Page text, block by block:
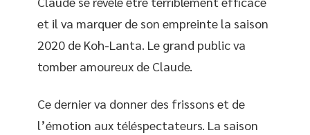
et il va marquer de son empreinte la saison
2020 de Koh-Lanta. Le grand public va
tomber amoureux de Claude.
Ce dernier va donner des frissons et de
l’émotion aux téléspectateurs. La saison